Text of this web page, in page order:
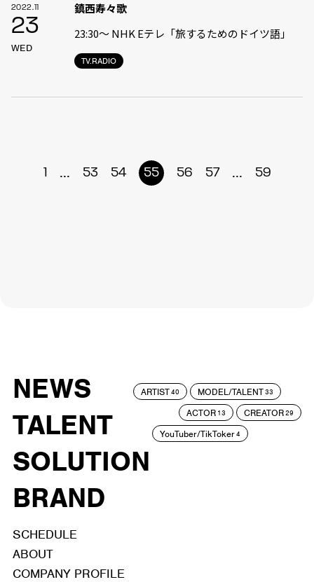
2022.11
23
WED
TV.RADIO
鎮西寿々歌
23:30〜 NHK Eテレ「旅するためのドイツ語」
1 ... 53 54 55 56 57 ... 59
NEWS
TALENT
SOLUTION
BRAND
ARTIST40 MODEL/TALENT33
ACTOR 13 CREATOR29
YouTuber/TikToker4
SCHEDULE
ABOUT
COMPANY PROFILE